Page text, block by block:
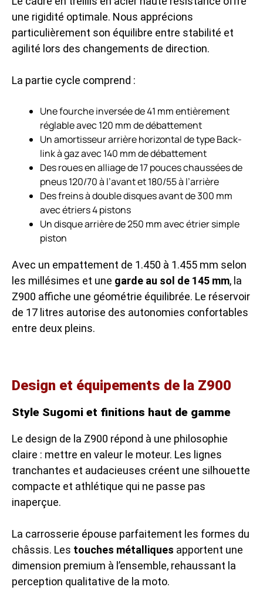
une rigidité optimale. Nous apprécions
particulièrement son équilibre entre stabilité et
agilité lors des changements de direction.
La partie cycle comprend :
Une fourche inversée de 41 mm entièrement
réglable avec 120 mm de débattement
Un amortisseur arrière horizontal de type Back-
link à gaz avec 140 mm de débattement
Des roues en alliage de 17 pouces chaussées de
pneus 120/70 à l’avant et 180/55 à l’arrière
Des freins à double disques avant de 300 mm
avec étriers 4 pistons
Un disque arrière de 250 mm avec étrier simple
piston
Avec un empattement de 1.450 à 1.455 mm selon
les millésimes et une garde au sol de 145 mm, la
Z900 affiche une géométrie équilibrée. Le réservoir
de 17 litres autorise des autonomies confortables
entre deux pleins.
Design et équipements de la Z900
Style Sugomi et finitions haut de gamme
Le design de la Z900 répond à une philosophie
claire : mettre en valeur le moteur. Les lignes
tranchantes et audacieuses créent une silhouette
compacte et athlétique qui ne passe pas
inaperçue.
La carrosserie épouse parfaitement les formes du
châssis. Les touches métalliques apportent une
dimension premium à l’ensemble, rehaussant la
perception qualitative de la moto.